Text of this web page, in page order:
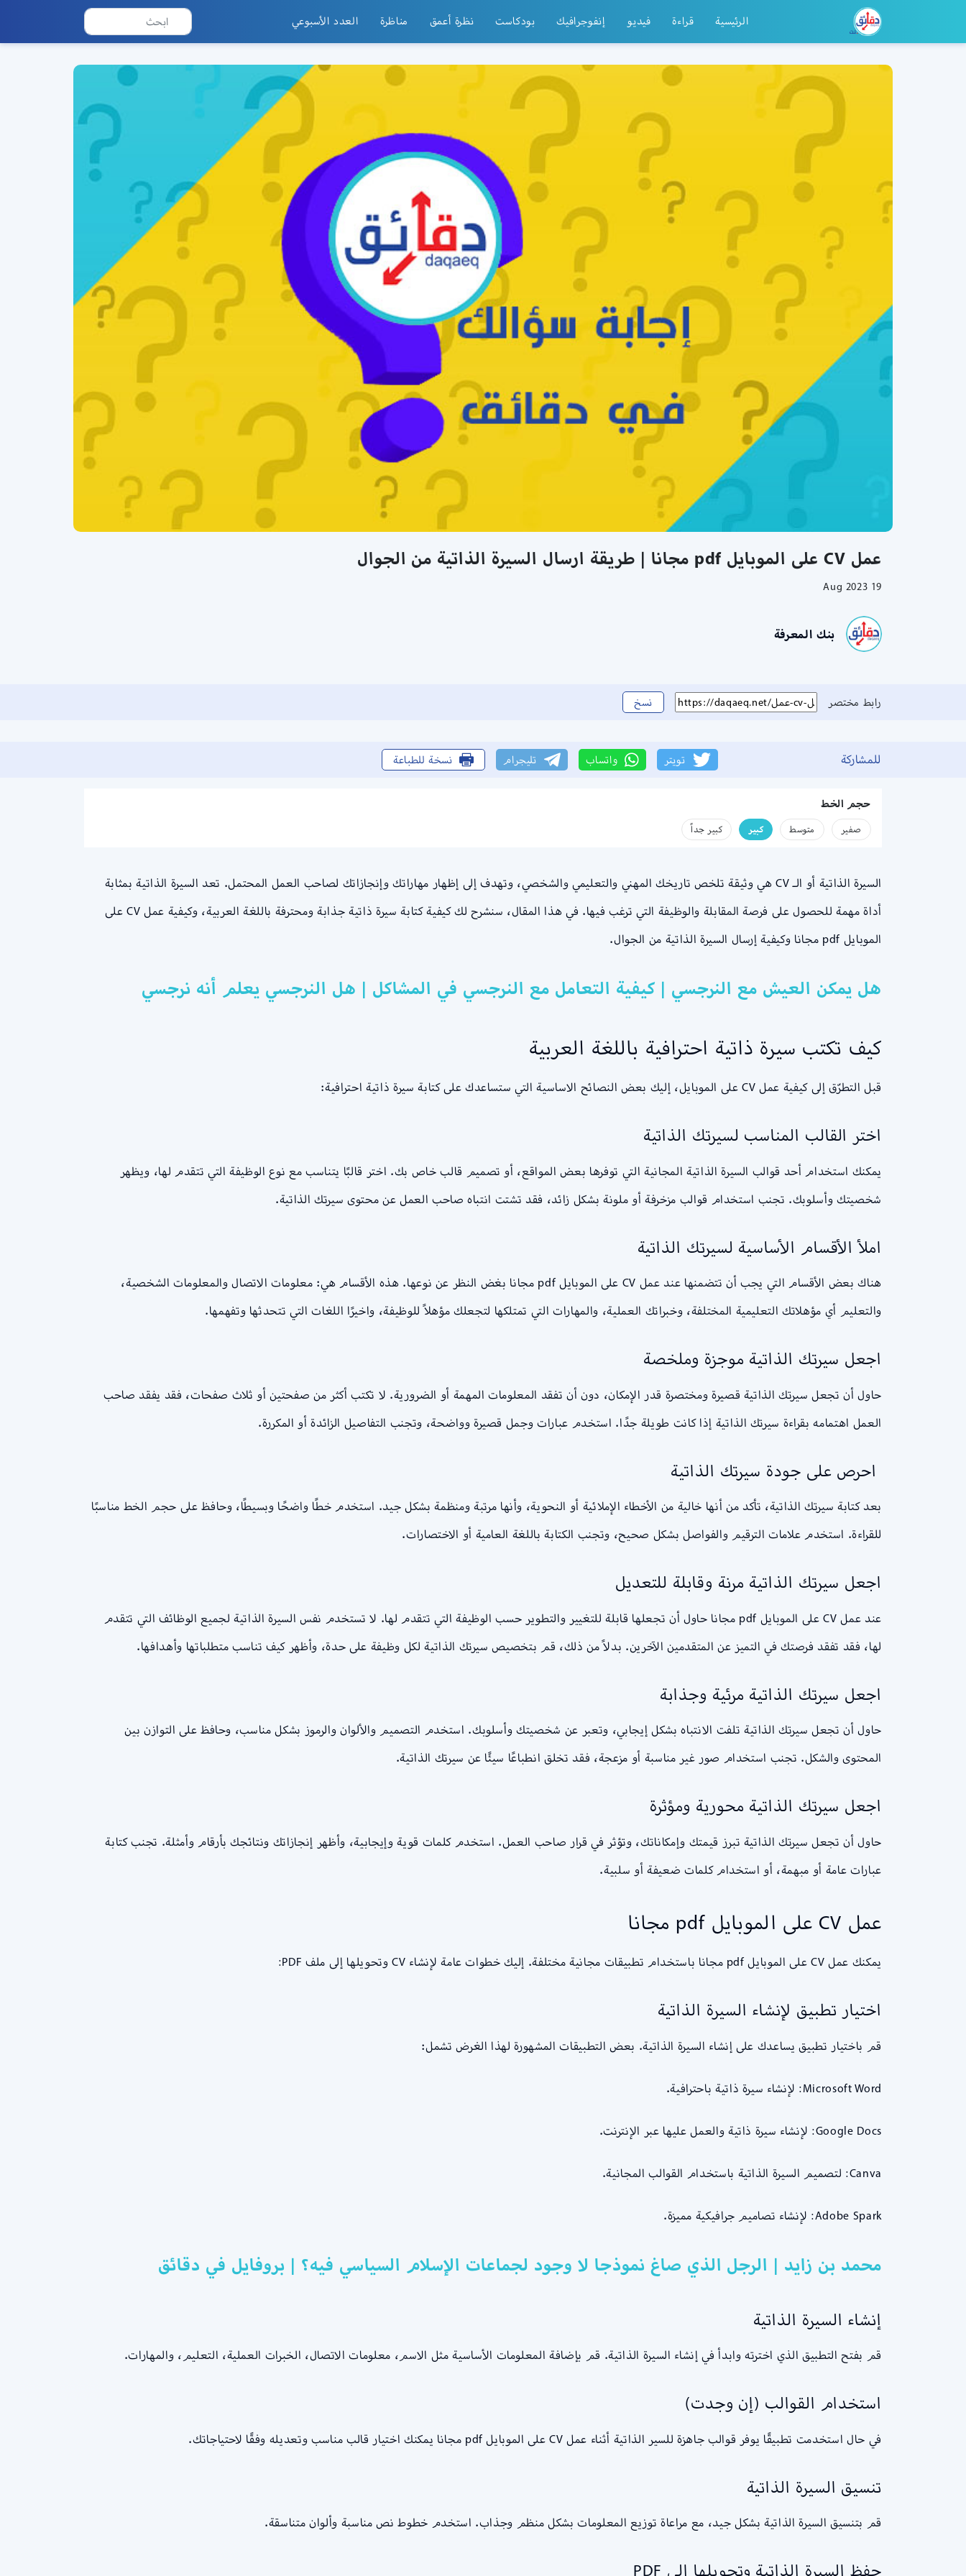
الرئيسية قراءة فيديو إنفوجرافيك بودكاست نظرة أعمق مناظرة العدد الأسبوعي
عمل CV على الموبايل pdf مجانا | طريقة ارسال السيرة الذاتية من الجوال
19 Aug 2023
بنك المعرفة
رابط مختصر نسخ
للمشاركة تويتر واتساب تليجرام نسخة للطباعة
حجم الخط
صفير متوسط كبير كبير جداً
السيرة الذاتية أو الـ CV هي وثيقة تلخص تاريخك المهني والتعليمي والشخصي، وتهدف إلى إظهار مهاراتك وإنجازاتك لصاحب العمل المحتمل. تعد السيرة الذاتية بمثابة
أداة مهمة للحصول على فرصة المقابلة والوظيفة التي ترغب فيها. في هذا المقال، سنشرح لك كيفية كتابة سيرة ذاتية جذابة ومحترفة باللغة العربية، وكيفية عمل CV على
الموبايل pdf مجانا وكيفية إرسال السيرة الذاتية من الجوال.
هل يمكن العيش مع النرجسي | كيفية التعامل مع النرجسي في المشاكل | هل النرجسي يعلم أنه نرجسي
كيف تكتب سيرة ذاتية احترافية باللغة العربية
قبل التطرّق إلى كيفية عمل CV على الموبايل، إليك بعض النصائح الاساسية التي ستساعدك على كتابة سيرة ذاتية احترافية:
اختر القالب المناسب لسيرتك الذاتية
يمكنك استخدام أحد قوالب السيرة الذاتية المجانية التي توفرها بعض المواقع، أو تصميم قالب خاص بك. اختر قالبًا يتناسب مع نوع الوظيفة التي تتقدم لها، ويظهر
شخصيتك وأسلوبك. تجنب استخدام قوالب مزخرفة أو ملونة بشكل زائد، فقد تشتت انتباه صاحب العمل عن محتوى سيرتك الذاتية.
املأ الأقسام الأساسية لسيرتك الذاتية
هناك بعض الأقسام التي يجب أن تتضمنها عند عمل CV على الموبايل pdf مجانا بغض النظر عن نوعها. هذه الأقسام هي: معلومات الاتصال والمعلومات الشخصية،
والتعليم أي مؤهلاتك التعليمية المختلفة، وخبراتك العملية، والمهارات التي تمتلكها لتجعلك مؤهلاً للوظيفة، واخيرًا اللغات التي تتحدثها وتفهمها.
اجعل سيرتك الذاتية موجزة وملخصة
حاول أن تجعل سيرتك الذاتية قصيرة ومختصرة قدر الإمكان، دون أن تفقد المعلومات المهمة أو الضرورية. لا تكتب أكثر من صفحتين أو ثلاث صفحات، فقد يفقد صاحب
العمل اهتمامه بقراءة سيرتك الذاتية إذا كانت طويلة جدًا. استخدم عبارات وجمل قصيرة وواضحة، وتجنب التفاصيل الزائدة أو المكررة.
احرص على جودة سيرتك الذاتية
بعد كتابة سيرتك الذاتية، تأكد من أنها خالية من الأخطاء الإملائية أو النحوية، وأنها مرتبة ومنظمة بشكل جيد. استخدم خطًا واضحًا وبسيطًا، وحافظ على حجم الخط مناسبًا
للقراءة. استخدم علامات الترقيم والفواصل بشكل صحيح، وتجنب الكتابة باللغة العامية أو الاختصارات.
اجعل سيرتك الذاتية مرنة وقابلة للتعديل
عند عمل CV على الموبايل pdf مجانا حاول أن تجعلها قابلة للتغيير والتطوير حسب الوظيفة التي تتقدم لها. لا تستخدم نفس السيرة الذاتية لجميع الوظائف التي تتقدم
لها، فقد تفقد فرصتك في التميز عن المتقدمين الآخرين. بدلاً من ذلك، قم بتخصيص سيرتك الذاتية لكل وظيفة على حدة، وأظهر كيف تناسب متطلباتها وأهدافها.
اجعل سيرتك الذاتية مرئية وجذابة
حاول أن تجعل سيرتك الذاتية تلفت الانتباه بشكل إيجابي، وتعبر عن شخصيتك وأسلوبك. استخدم التصميم والألوان والرموز بشكل مناسب، وحافظ على التوازن بين
المحتوى والشكل. تجنب استخدام صور غير مناسبة أو مزعجة، فقد تخلق انطباعًا سيئًا عن سيرتك الذاتية.
اجعل سيرتك الذاتية محورية ومؤثرة
حاول أن تجعل سيرتك الذاتية تبرز قيمتك وإمكاناتك، وتؤثر في قرار صاحب العمل. استخدم كلمات قوية وإيجابية، وأظهر إنجازاتك ونتائجك بأرقام وأمثلة. تجنب كتابة
عبارات عامة أو مبهمة، أو استخدام كلمات ضعيفة أو سلبية.
عمل CV على الموبايل pdf مجانا
يمكنك عمل CV على الموبايل pdf مجانا باستخدام تطبيقات مجانية مختلفة. إليك خطوات عامة لإنشاء CV وتحويلها إلى ملف PDF:
اختيار تطبيق لإنشاء السيرة الذاتية
قم باختيار تطبيق يساعدك على إنشاء السيرة الذاتية. بعض التطبيقات المشهورة لهذا الغرض تشمل:
Microsoft Word: لإنشاء سيرة ذاتية باحترافية.
Google Docs: لإنشاء سيرة ذاتية والعمل عليها عبر الإنترنت.
Canva: لتصميم السيرة الذاتية باستخدام القوالب المجانية.
Adobe Spark: لإنشاء تصاميم جرافيكية مميزة.
محمد بن زايد | الرجل الذي صاغ نموذجا لا وجود لجماعات الإسلام السياسي فيه؟ | بروفايل في دقائق
إنشاء السيرة الذاتية
قم بفتح التطبيق الذي اخترته وابدأ في إنشاء السيرة الذاتية. قم بإضافة المعلومات الأساسية مثل الاسم، معلومات الاتصال، الخبرات العملية، التعليم، والمهارات.
استخدام القوالب (إن وجدت)
في حال استخدمت تطبيقًا يوفر قوالب جاهزة للسير الذاتية أثناء عمل CV على الموبايل pdf مجانا يمكنك اختيار قالب مناسب وتعديله وفقًا لاحتياجاتك.
تنسيق السيرة الذاتية
قم بتنسيق السيرة الذاتية بشكل جيد، مع مراعاة توزيع المعلومات بشكل منظم وجذاب. استخدم خطوط نص مناسبة وألوان متناسقة.
حفظ السيرة الذاتية وتحويلها إلى PDF